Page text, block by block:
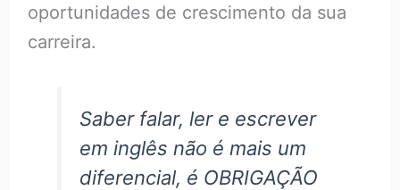
oportunidades de crescimento da sua
carreira.
Saber falar, ler e escrever
em inglês não é mais um
diferencial, é OBRIGAÇÃO